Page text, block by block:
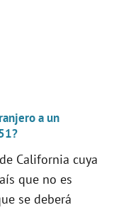
a un
California cuya
que no es
se deberá